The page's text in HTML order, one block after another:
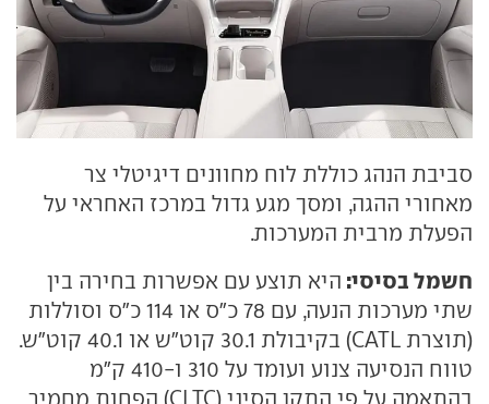
סביבת הנהג כוללת לוח מחוונים דיגיטלי צר
מאחורי ההגה, ומסך מגע גדול במרכז האחראי על
הפעלת מרבית המערכות.
חשמל בסיסי: היא תוצע עם אפשרות בחירה בין
שתי מערכות הנעה, עם 78 כ"ס או 114 כ"ס וסוללות
(תוצרת CATL) בקיבולת 30.1 קוט"ש או 40.1 קוט"ש.
טווח הנסיעה צנוע ועומד על 310 ו-410 ק"מ
בהתאמה על פי התקן הסיני (CLTC) הפחות מחמיר